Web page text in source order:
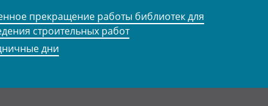
прекращение работы библиотек для
строительных работ
дни